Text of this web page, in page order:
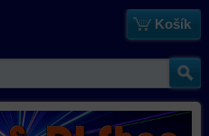
Košík